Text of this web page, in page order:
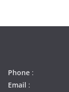
Phone :
Email :